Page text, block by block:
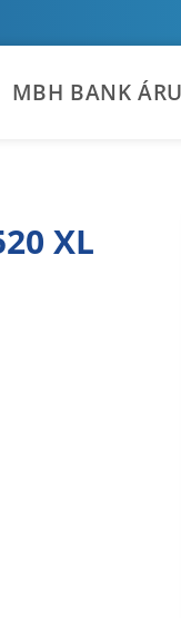
MBH BANK
XL